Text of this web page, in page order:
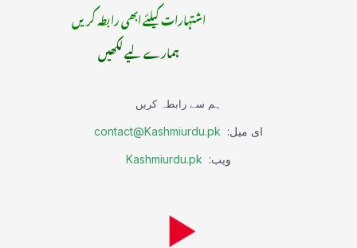
اشتہارات کیلئے ابھی رابطہ کریں
ہمارے لیے لکھیں
ہم سے رابطہ کریں
ای میل: contact@Kashmiurdu.pk
ویب: Kashmiurdu.pk